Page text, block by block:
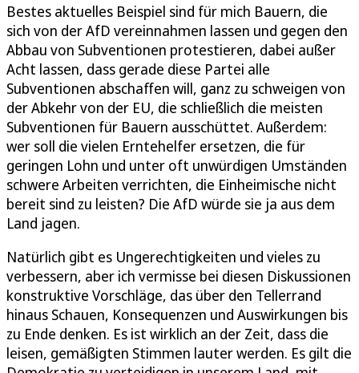
Bestes aktuelles Beispiel sind für mich Bauern, die
sich von der AfD vereinnahmen lassen und gegen den
Abbau von Subventionen protestieren, dabei außer
Acht lassen, dass gerade diese Partei alle
Subventionen abschaffen will, ganz zu schweigen von
der Abkehr von der EU, die schließlich die meisten
Subventionen für Bauern ausschüttet. Außerdem:
wer soll die vielen Erntehelfer ersetzen, die für
geringen Lohn und unter oft unwürdigen Umständen
schwere Arbeiten verrichten, die Einheimische nicht
bereit sind zu leisten? Die AfD würde sie ja aus dem
Land jagen.
Natürlich gibt es Ungerechtigkeiten und vieles zu
verbessern, aber ich vermisse bei diesen Diskussionen
konstruktive Vorschläge, das über den Tellerrand
hinaus Schauen, Konsequenzen und Auswirkungen bis
zu Ende denken. Es ist wirklich an der Zeit, dass die
leisen, gemäßigten Stimmen lauter werden. Es gilt die